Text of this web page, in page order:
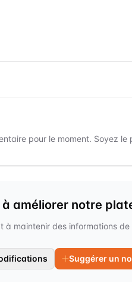
pour le moment. Soyez le
à améliorer notre
à maintenir des informations
Suggérer un